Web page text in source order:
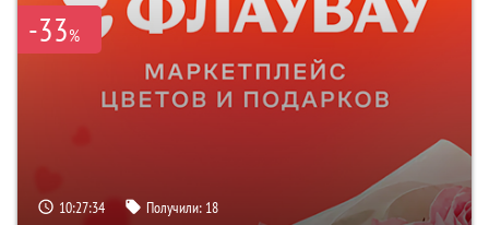
-33%
10:27:33 Получили: 18